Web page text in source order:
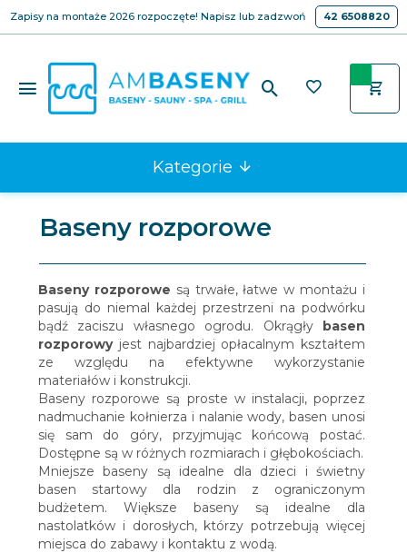
Zapisy na montaże 2026 rozpoczęte! Napisz lub zadzwoń 42 6508820
Kategorie
Baseny rozporowe
Baseny rozporowe są trwałe, łatwe w montażu i
pasują do niemal każdej przestrzeni na podwórku
bądź zaciszu własnego ogrodu. Okrągły basen
rozporowyjest najbardziej opłacalnym kształtem
ze względu na efektywne wykorzystanie
materiałów i konstrukcji.
Baseny rozporowe są proste w instalacji, poprzez
nadmuchanie kołnierza i nalanie wody, basen unosi
się sam do góry, przyjmując końcową postać.
Dostępne są w różnych rozmiarach i głębokościach.
Mniejsze baseny są idealne dla dzieci i świetny
basen startowy dla rodzin z ograniczonym
budżetem. Większe baseny są idealne dla
nastolatków i dorosłych, którzy potrzebują więcej
miejsca do zabawy i kontaktu z wodą.